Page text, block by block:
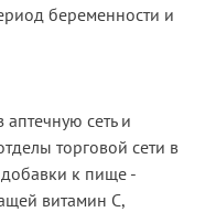
беременности и
сеть и
торговой сети в
добавки к пище -
витамин С,